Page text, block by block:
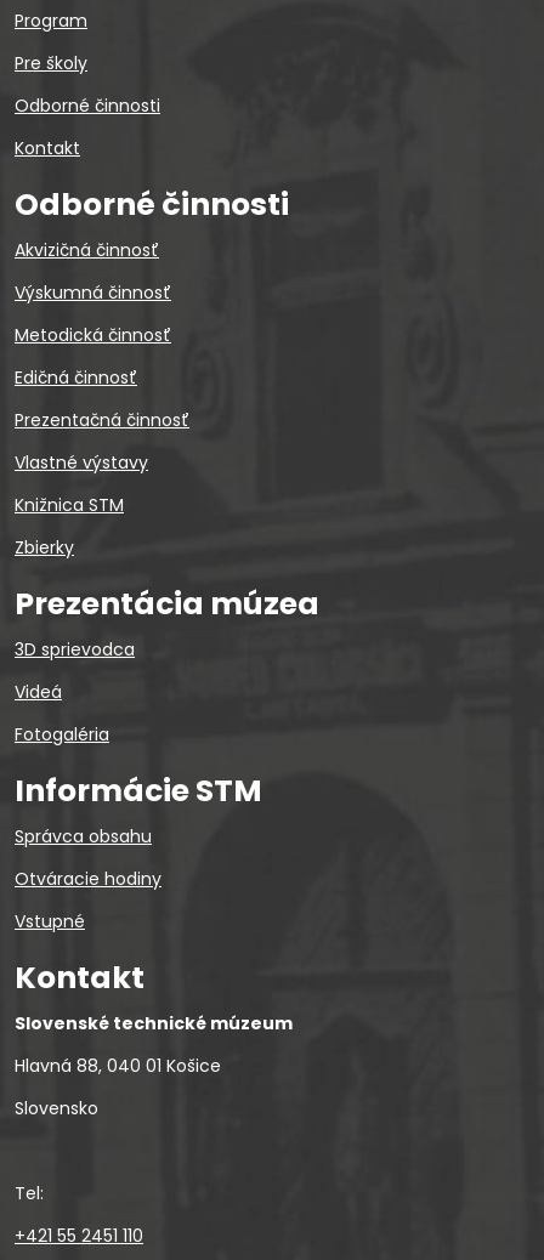
Program
Pre školy
Odborné činnosti
Kontakt
Odborné činnosti
Akvizičná činnosť
Výskumná činnosť
Metodická činnosť
Edičná činnosť
Prezentačná činnosť
Vlastné výstavy
Knižnica STM
Zbierky
Prezentácia múzea
3D sprievodca
Videá
Fotogaléria
Informácie STM
Správca obsahu
Otváracie hodiny
Vstupné
Kontakt
Slovenské technické múzeum
Hlavná 88, 040 01 Košice
Slovensko
Tel:
+421 55 2451 110